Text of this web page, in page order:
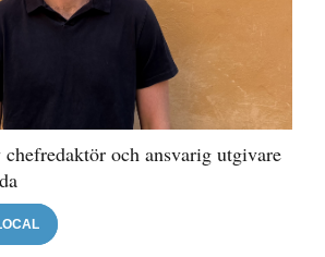
och ansvarig utgivare